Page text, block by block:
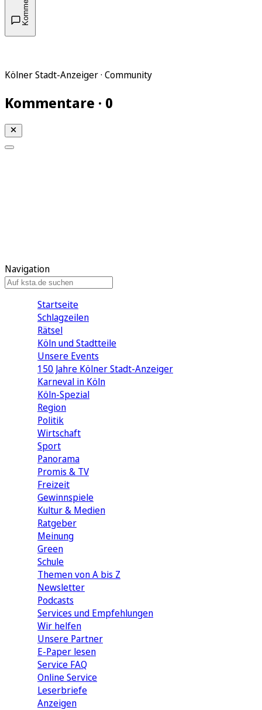
Kölner Stadt-Anzeiger · Community
Kommentare · 0
Navigation
Startseite
Schlagzeilen
Rätsel
Köln und Stadtteile
Unsere Events
150 Jahre Kölner Stadt-Anzeiger
Karneval in Köln
Köln-Spezial
Region
Politik
Wirtschaft
Sport
Panorama
Promis & TV
Freizeit
Gewinnspiele
Kultur & Medien
Ratgeber
Meinung
Green
Schule
Themen von A bis Z
Newsletter
Podcasts
Services und Empfehlungen
Wir helfen
Unsere Partner
E-Paper lesen
Service FAQ
Online Service
Leserbriefe
Anzeigen